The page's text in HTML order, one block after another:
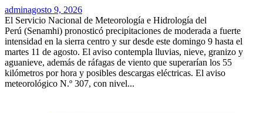
adminagosto 9, 2026
El Servicio Nacional de Meteorología e Hidrología del
Perú (Senamhi) pronosticó precipitaciones de moderada a fuerte
intensidad en la sierra centro y sur desde este domingo 9 hasta el
martes 11 de agosto. El aviso contempla lluvias, nieve, granizo y
aguanieve, además de ráfagas de viento que superarían los 55
kilómetros por hora y posibles descargas eléctricas. El aviso
meteorológico N.º 307, con nivel...